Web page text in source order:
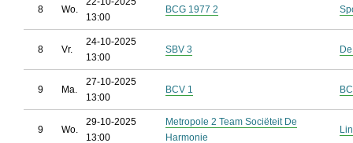
8 Wo.
13:00
BCG 1977 2
8 Vr.
24-10-2025
13:00
SBV 3
9 Ma.
27-10-2025
13:00
BCV 1
9 Wo.
29-10-2025
13:00
Metropole 2 Team Sociëteit De
Harmonie